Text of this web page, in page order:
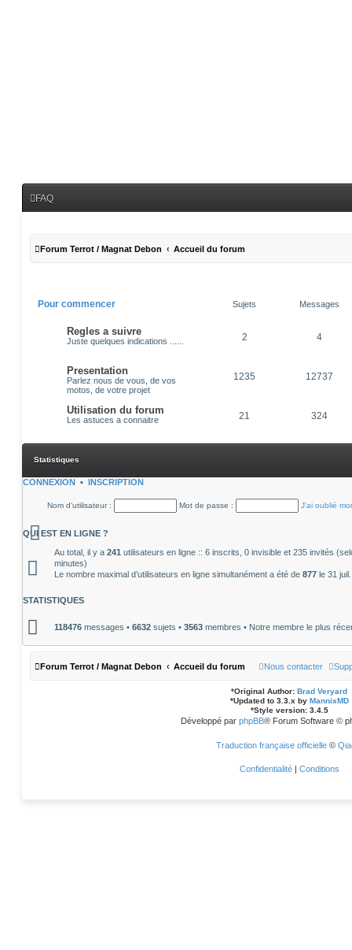
FAQ
Forum Terrot / Magnat Debon Accueil du forum
Pour commencer Sujets Messages
Regles a suivre
Juste quelques indications ...... 2 4
Presentation
Parlez nous de vous, de vos
motos, de votre projet
1235 12737
Utilisation du forum
Les astuces a connaitre 21 324
Statistiques
CONNEXION • INSCRIPTION
Nom d’utilisateur : Mot de passe : J’ai oublié
QUI EST EN LIGNE ?
Au total, il y a 241 utilisateurs en ligne :: 6 inscrits, 0 invisible et 235 invités
minutes)
Le nombre maximal d’utilisateurs en ligne simultanément a été de 877 le 31
STATISTIQUES
118476 messages • 6632 sujets • 3563 membres • Notre membre le plus
Forum Terrot / Magnat Debon Accueil du forum Nous contacter
*Original Author: Brad Veryard
*Updated to 3.3.x by MannixMD
*Style version: 3.4.5
Développé par phpBB® Forum Software ©
Traduction française officielle©
Confidentialité | Conditions